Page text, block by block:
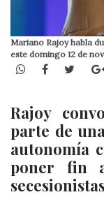
Mariano Rajoy habla
este domingo 12 de
WhatsApp
Facebook
Rajoy
parte de
autonomía
poner fin